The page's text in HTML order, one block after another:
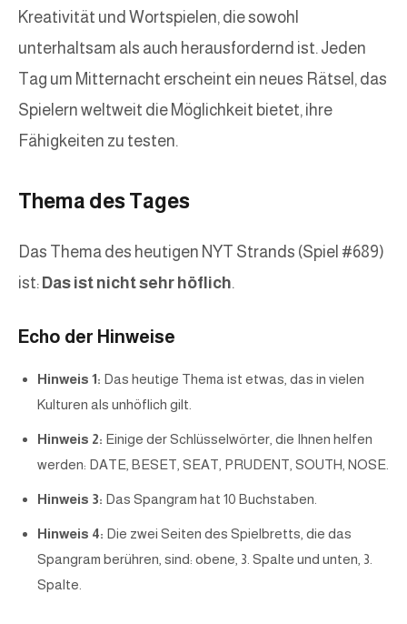
Kreativität und Wortspielen, die sowohl
unterhaltsam als auch herausfordernd ist. Jeden
Tag um Mitternacht erscheint ein neues Rätsel, das
Spielern weltweit die Möglichkeit bietet, ihre
Fähigkeiten zu testen.
Thema des Tages
Das Thema des heutigen NYT Strands (Spiel #689)
ist: Das ist nicht sehr höflich.
Echo der Hinweise
Hinweis 1: Das heutige Thema ist etwas, das in vielen
Kulturen als unhöflich gilt.
Hinweis 2: Einige der Schlüsselwörter, die Ihnen helfen
werden: DATE, BESET, SEAT, PRUDENT, SOUTH, NOSE.
Hinweis 3: Das Spangram hat 10 Buchstaben.
Hinweis 4: Die zwei Seiten des Spielbretts, die das
Spangram berühren, sind: obene, 3. Spalte und unten, 3.
Spalte.